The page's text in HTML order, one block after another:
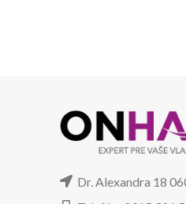
Dr. Alexandra 18